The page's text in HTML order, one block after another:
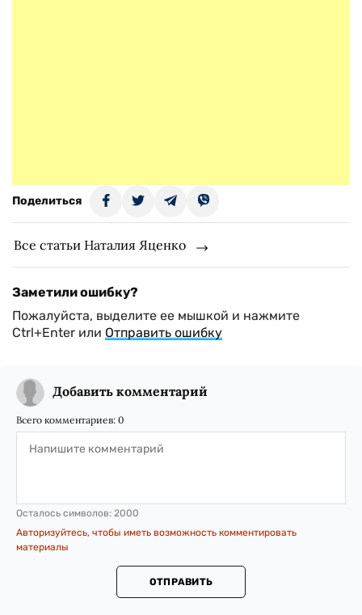
Поделиться
Все статьи Наталия Яценко
Заметили ошибку?
Пожалуйста, выделите ее мышкой и нажмите
Ctrl+Enter или Отправить ошибку
Добавить комментарий
Всего комментариев: 0
Осталось символов: 2000
Авторизуйтесь, чтобы иметь возможность комментировать
материалы
ОТПРАВИТЬ